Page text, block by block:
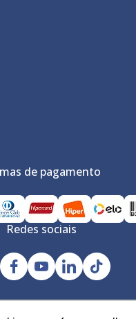
de pagamento
Redes sociais